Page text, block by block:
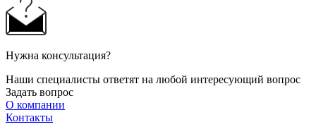
Нужна консультация?
Наши специалисты ответят на любой интересующий вопрос
Задать вопрос
О компании
Контакты